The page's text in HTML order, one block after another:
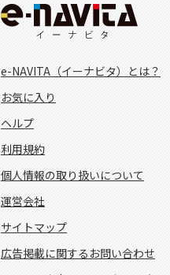
e-NAVITA（イーナビタ）とは？
お気に入り
ヘルプ
利用規約
個人情報の取り扱いについて
運営会社
サイトマップ
広告掲載に関するお問い合わせ